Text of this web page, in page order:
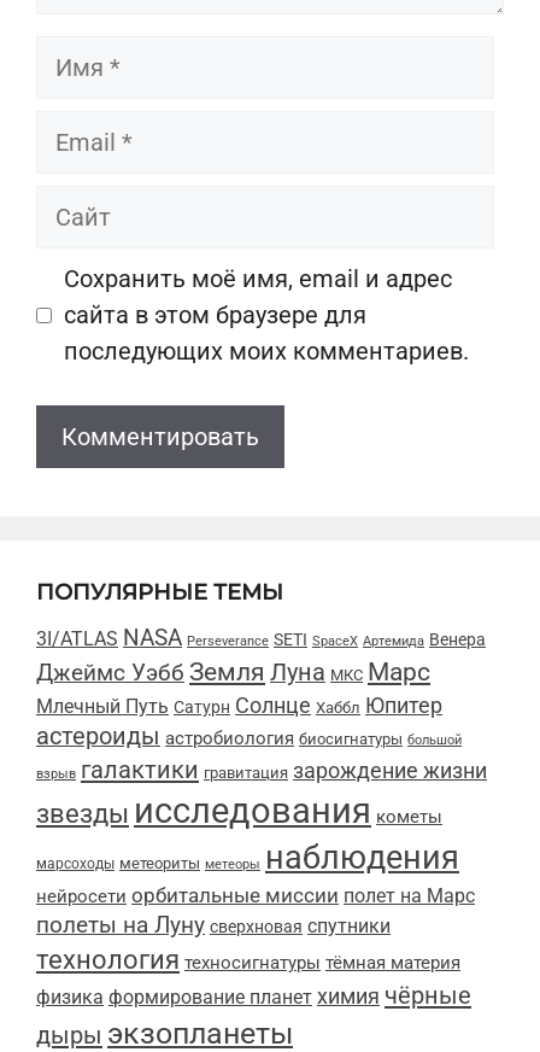
Имя
Email
Сайт
Сохранить моё имя, email и адрес
сайта в этом браузере для
последующих моих комментариев.
ПОПУЛЯРНЫЕ ТЕМЫ
3I/ATLAS NASA Perseverance SETI SpaceX Артемида Венера
Джеймс Уэбб Земля Луна МКС Марс
Млечный Путь Сатурн Солнце Хаббл Юпитер
астероиды астробиология биосигнатуры большой
взрыв галактики гравитация зарождение жизни
звезды исследования кометы
марсоходы метеориты метеоры наблюдения
нейросети орбитальные миссии полет на Марс
полеты на Луну сверхновая спутники
технология техносигнатуры тёмная материя
физика формирование планет химия чёрные
дыры экзопланеты